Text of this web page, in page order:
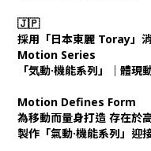
🇯🇵
採用「日本東麗 Toray」
Motion Series
「気動·機能系列」｜體現
Motion Defines Form
為移動而量身打造 存在於
製作「氣動·機能系列」迎